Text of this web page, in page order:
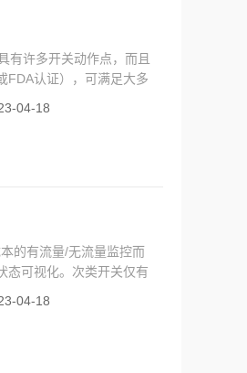
许多开关动作点，而且
FDA认证），可满足大多
：加氯器、净化器、加热
04-18
的有流量/无流量监控而
态可视化。次类开关仅有
净化设备、制冷场所、普
04-18